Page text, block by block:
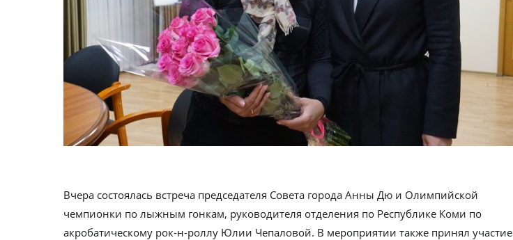
Вчера состоялась встреча председателя Совета города Анны Дю и Олимпийской
чемпионки по лыжным гонкам, руководителя отделения по Республике Коми по
акробатическому рок-н-роллу Юлии Чепаловой. В мероприятии также принял участие